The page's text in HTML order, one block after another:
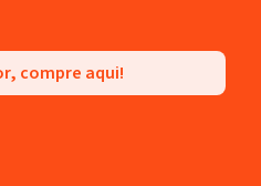
compre aqui!